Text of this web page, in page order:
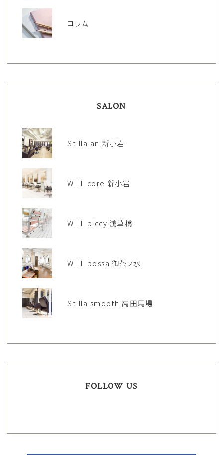
コラム
SALON
Stilla an 新小岩
WILL core 新小岩
WILL piccy 浅草橋
WILL bossa 御茶ノ水
Stilla smooth 高田馬場
FOLLOW US